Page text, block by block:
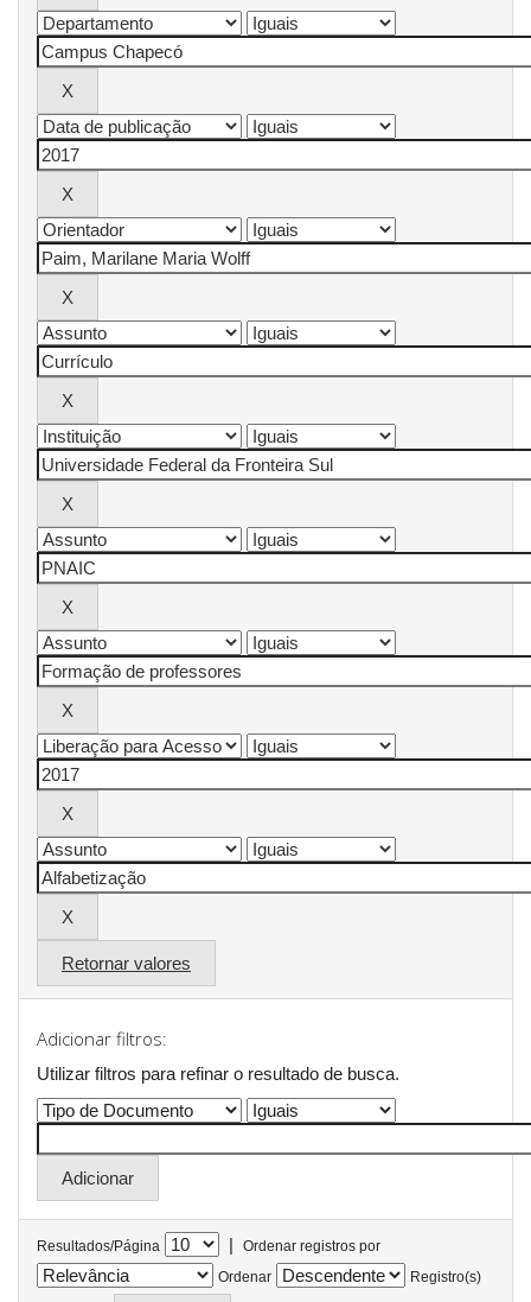
Retornar valores
Adicionar filtros:
Utilizar filtros para refinar o resultado de busca.
Resultados/Página |
Ordenar registros por
Ordenar
Registro(s)